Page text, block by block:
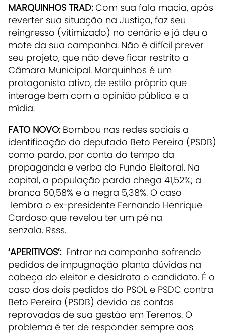
MARQUINHOS TRAD: Com sua fala macia, após
reverter sua situação na Justiça, faz seu
reingresso (vitimizado) no cenário e já deu o
mote da sua campanha. Não é difícil prever
seu projeto, que não deve ficar restrito a
Câmara Municipal. Marquinhos é um
protagonista ativo, de estilo próprio que
interage bem com a opinião pública e a
mídia.
FATO NOVO: Bombou nas redes sociais a
identificação do deputado Beto Pereira (PSDB)
como pardo, por conta do tempo da
propaganda e verba do Fundo Eleitoral. Na
capital, a população parda chega 41,52%; a
branca 50,58% e a negra 5,38%. O caso
lembra o ex-presidente Fernando Henrique
Cardoso que revelou ter um pé na
senzala. Rsss.
‘APERITIVOS’:Entrar na campanha sofrendo
pedidos de impugnação planta dúvidas na
cabeça do eleitor e desidrata o candidato. É o
caso dos dois pedidos do PSOL e PSDC contra
Beto Pereira (PSDB) devido as contas
reprovadas de sua gestão em Terenos. O
problema é ter de responder sempre aos